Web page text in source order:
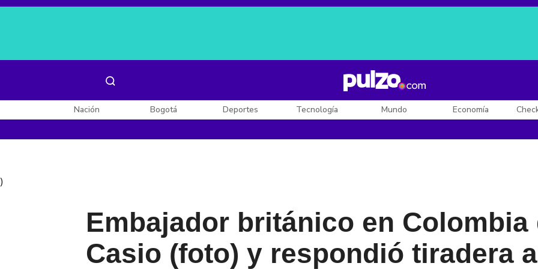
Posesión de De la Espriella
Nación Bogotá Deportes Tecnología Mundo Economía
)
Embajador británico en Colombia
Casio (foto) y respondió tiradera